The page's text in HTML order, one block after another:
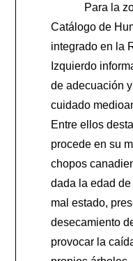
Para la
Catálogo de
integrado en la
Izquierdo
de adecuación
cuidado
Entre ellos
procede en su
chopos
dada la edad
mal estado,
desecamiento
provocar la